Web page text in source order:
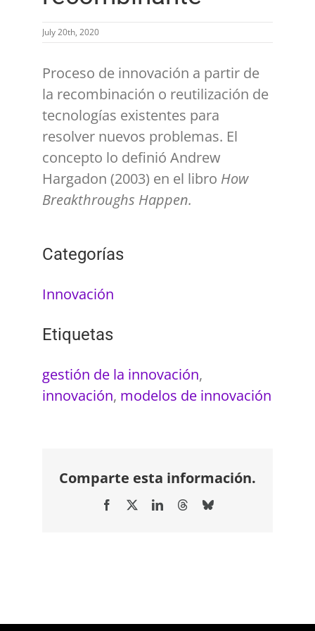
July 20th, 2020
Proceso de innovación a partir de
la recombinación o reutilización de
tecnologías existentes para
resolver nuevos problemas. El
concepto lo definió Andrew
Hargadon (2003) en el libro How
Breakthroughs Happen.
Categorías
Innovación
Etiquetas
gestión de la innovación,
innovación, modelos de innovación
Comparte esta información.
Facebook LinkedInThreadsBluesky